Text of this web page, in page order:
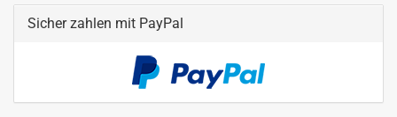
Sicher zahlen mit PayPal